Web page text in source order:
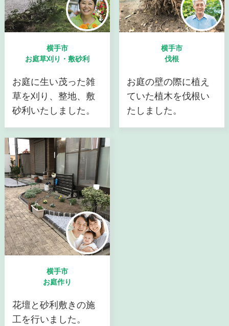
横手市
お庭草刈り・敷砂利
お庭に生い茂った雑
草を刈り、整地、敷
砂利いたしました。
横手市
伐根
お庭の壁の際に植え
ていた植木を伐根い
たしました。
横手市
お庭作り
花壇と砂利敷きの施
工を行いました。